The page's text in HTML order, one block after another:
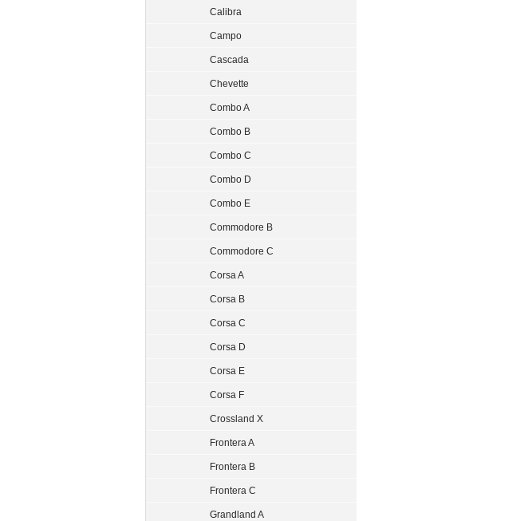
Calibra
Campo
Cascada
Chevette
Combo A
Combo B
Combo C
Combo D
Combo E
Commodore B
Commodore C
Corsa A
Corsa B
Corsa C
Corsa D
Corsa E
Corsa F
Crossland X
Frontera A
Frontera B
Frontera C
Grandland A